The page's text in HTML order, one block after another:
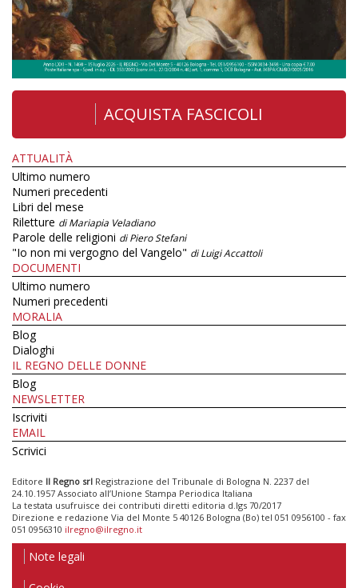
ACQUISTA FASCICOLI
ATTUALITÀ
Ultimo numero
Numeri precedenti
Libri del mese
Riletture di Mariapia Veladiano
Parole delle religioni di Piero Stefani
"Io non mi vergogno del Vangelo" di Luigi Accattoli
DOCUMENTI
Ultimo numero
Numeri precedenti
MORALIA
Blog
Dialoghi
IL REGNO DELLE DONNE
Blog
NEWSLETTER
Iscriviti
EMAIL
Scrivici
Editore Il Regno srl Registrazione del Tribunale di Bologna N. 2237 del
24.10.1957 Associato all’Unione Stampa Periodica Italiana
La testata usufruisce dei contributi diretti editoria d.lgs 70/2017
Direzione e redazione Via del Monte 5 40126 Bologna (Bo) tel 051 0956100 - fax
051 0956310 ilregno@ilregno.it
Note legali